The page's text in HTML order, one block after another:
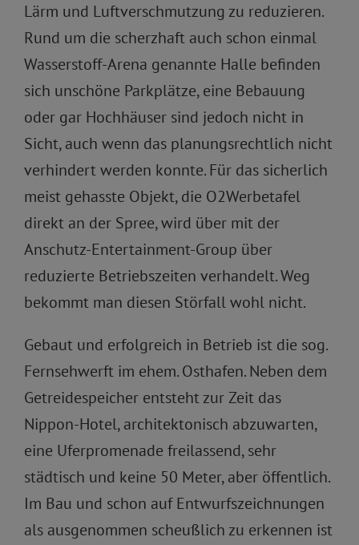
Lärm und Luftverschmutzung zu reduzieren.
Rund um die scherzhaft auch schon einmal
Wasserstoff-Arena genannte Halle befinden
sich unschöne Parkplätze, eine Bebauung
oder gar Hochhäuser sind jedoch nicht in
Sicht, auch wenn das planungsrechtlich nicht
verhindert werden konnte. Für das sicherlich
meist gehasste Objekt, die O2Werbetafel
direkt an der Spree, wird über mit der
Anschutz-Entertainment-Group über
reduzierte Betriebszeiten verhandelt. Weg
bekommt man diesen Störfall wohl nicht.
Gebaut und erfolgreich in Betrieb ist die sog.
Fernsehwerft im ehem. Osthafen. Neben dem
Getreidespeicher entsteht zur Zeit das
Nippon-Hotel, architektonisch abzuwarten,
eine Uferpromenade freilassend, sehr
städtisch und keine 50 Meter, aber öffentlich.
Im Bau und schon auf Entwurfszeichnungen
als ausgenommen scheußlich zu erkennen ist